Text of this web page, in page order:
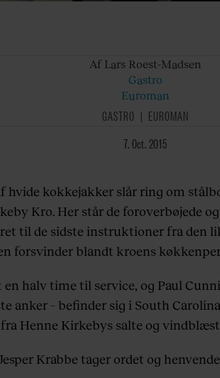
Af Lars Roest-Madsen
Gastro
Euroman
GASTRO
EUROMAN
7. Oct. 2015
hvide kokkejakker slår ring om
Kro. Her står de foroverbøjede
til de sidste instruktioner fra den
forsvinder blandt kroens
en halv time til service, og Paul
anker – befinder sig i South
Henne Kirkebys salte og
Krabbe tager ordet og